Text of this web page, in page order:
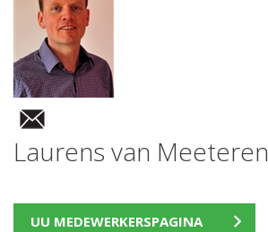
Laurens van Meeteren
UU MEDEWERKERSPAGINA